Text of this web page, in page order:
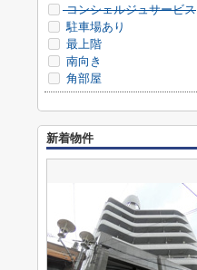
コンシェルジュサービス
駐車場あり
最上階
南向き
角部屋
新着物件